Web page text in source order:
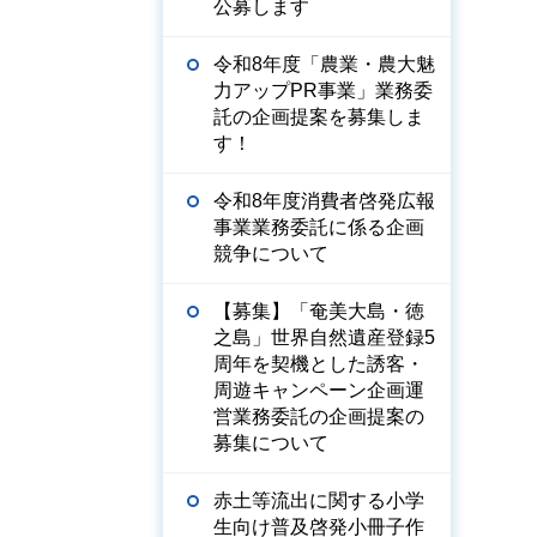
公募します
令和8年度「農業・農大魅
力アップPR事業」業務委
託の企画提案を募集しま
す！
令和8年度消費者啓発広報
事業業務委託に係る企画
競争について
【募集】「奄美大島・徳
之島」世界自然遺産登録5
周年を契機とした誘客・
周遊キャンペーン企画運
営業務委託の企画提案の
募集について
赤土等流出に関する小学
生向け普及啓発小冊子作